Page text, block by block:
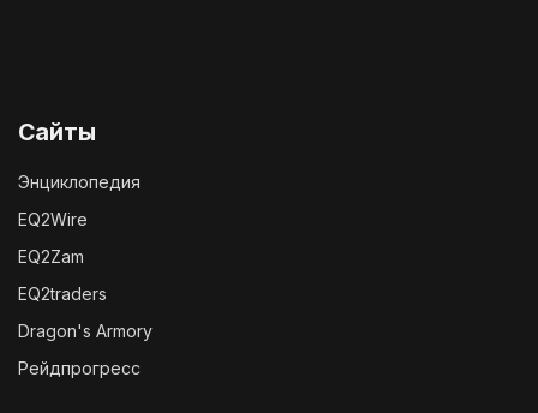
Сайты
Энциклопедия
EQ2Wire
EQ2Zam
EQ2traders
Dragon's Armory
Рейдпрогресс